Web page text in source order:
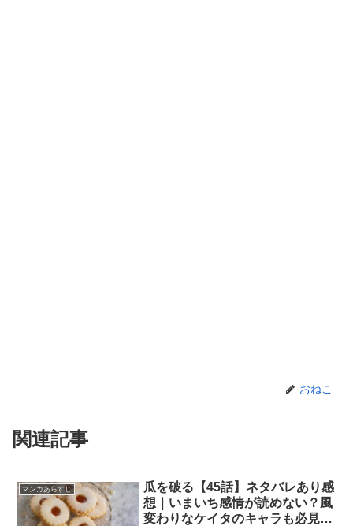
おねこ
関連記事
マンガあらすじ
瓜を破る【45話】ネタバレあり感
想｜いまいち感情が読めない？風
変わりなケイタのキャラも必見で